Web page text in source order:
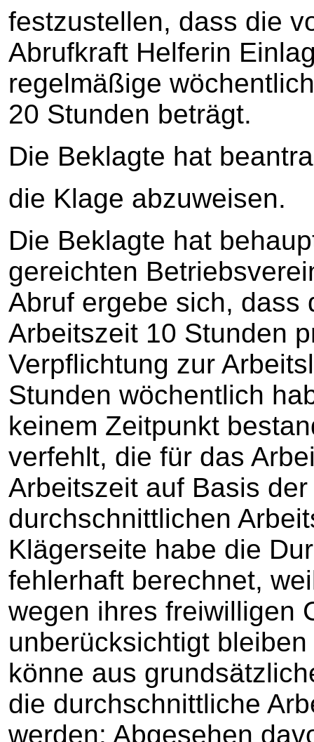
festzustellen, dass die
Abrufkraft Helferin
regelmäßige
20 Stunden beträgt.
Die Beklagte hat
die Klage abzuweisen.
Die Beklagte hat
gereichten
Abruf ergebe sich, dass
Arbeitszeit 10 Stunden
Verpflichtung zur
Stunden wöchentlich
keinem Zeitpunkt
verfehlt, die für das
Arbeitszeit auf Basis
durchschnittlichen
Klägerseite habe die
fehlerhaft berechnet,
wegen ihres freiwilligen
unberücksichtigt
könne aus
die durchschnittliche
werden: Abgesehen